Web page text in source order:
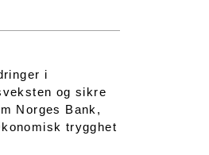
i
og sikre
Norges Bank,
trygghet